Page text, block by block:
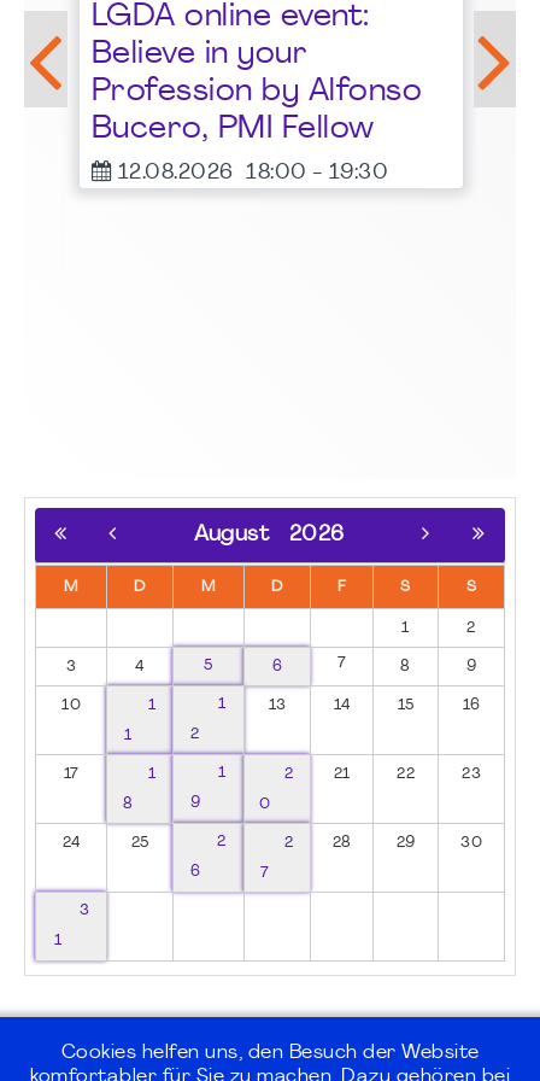
LGDA online event:
Believe in your
Profession by Alfonso
Bucero, PMI Fellow
12.08.2026 18:00 - 19:30
August 2026
M D M D F S S
1 2
3 4 5 6 7 8 9
10
1
1
1
2
13 14 15 16
17
1
8
1
9
2
0
21 22 23
24 25
2
6
2
7
28 29 30
3
1
Cookies helfen uns, den Besuch der Website